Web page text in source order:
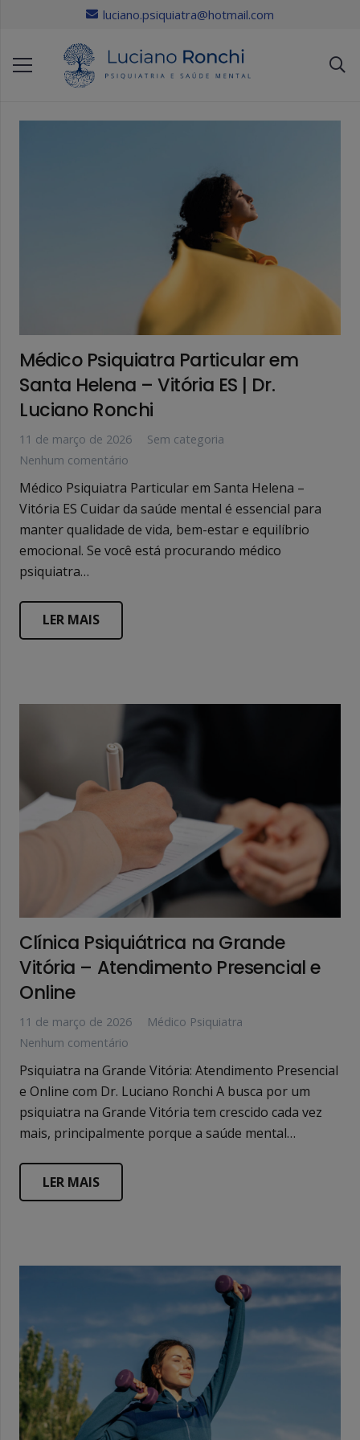
luciano.psiquiatra@hotmail.com
Médico Psiquiatra Particular em
Santa Helena – Vitória ES | Dr.
Luciano Ronchi
11 de março de 2026
Sem categoria
Nenhum comentário
Médico Psiquiatra Particular em Santa Helena –
Vitória ES Cuidar da saúde mental é essencial para
manter qualidade de vida, bem-estar e equilíbrio
emocional. Se você está procurando médico
psiquiatra…
LER MAIS
Clínica Psiquiátrica na Grande
Vitória – Atendimento Presencial e
Online
11 de março de 2026
Médico Psiquiatra
Nenhum comentário
Psiquiatra na Grande Vitória: Atendimento Presencial
e Online com Dr. Luciano Ronchi A busca por um
psiquiatra na Grande Vitória tem crescido cada vez
mais, principalmente porque a saúde mental…
LER MAIS